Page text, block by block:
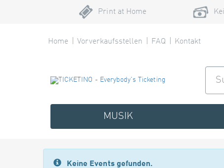
Print at Home
Home Vorverkaufsstellen FAQ Kontakt
MUSIK
Keine Events gefunden.